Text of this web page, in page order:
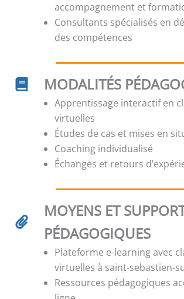
accompagnement et
Consultants spécialisés en
des compétences
MODALITÉS
Apprentissage interactif en
virtuelles
Études de cas et mises en
Coaching individualisé
Échanges et retours
MOYENS ET
PÉDAGOGIQUES
Plateforme e-learning avec
virtuelles à saint-sebastien-
Ressources pédagogiques